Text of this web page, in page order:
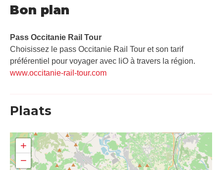
Bon plan
Pass Occitanie Rail Tour​
Choisissez le pass Occitanie Rail Tour et son tarif
préférentiel pour voyager avec liO à travers la région.
www.occitanie-rail-tour.com
Plaats
+
−